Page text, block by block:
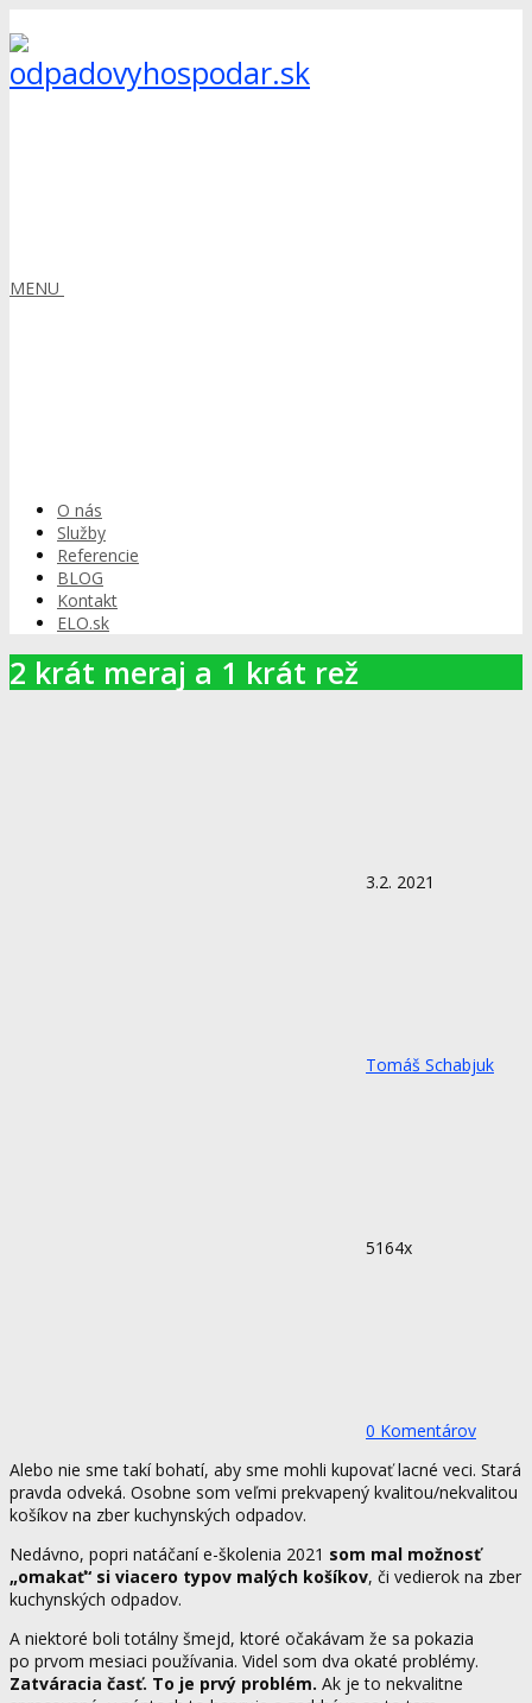
MENU
O nás
Služby
Referencie
BLOG
Kontakt
ELO.sk
2 krát meraj a 1 krát rež
3.2. 2021
Tomáš Schabjuk
5164x
0 Komentárov
Alebo nie sme takí bohatí, aby sme mohli kupovať lacné veci. Stará
pravda odveká. Osobne som veľmi prekvapený kvalitou/nekvalitou
košíkov na zber kuchynských odpadov.
Nedávno, popri natáčaní e-školenia 2021 som mal možnosť
„omakať“ si viacero typov malých košíkov, či vedierok na zber
kuchynských odpadov.
A niektoré boli totálny šmejd, ktoré očakávam že sa pokazia
po prvom mesiaci používania. Videl som dva okaté problémy.
Zatváracia časť. To je prvý problém. Ak je to nekvalitne